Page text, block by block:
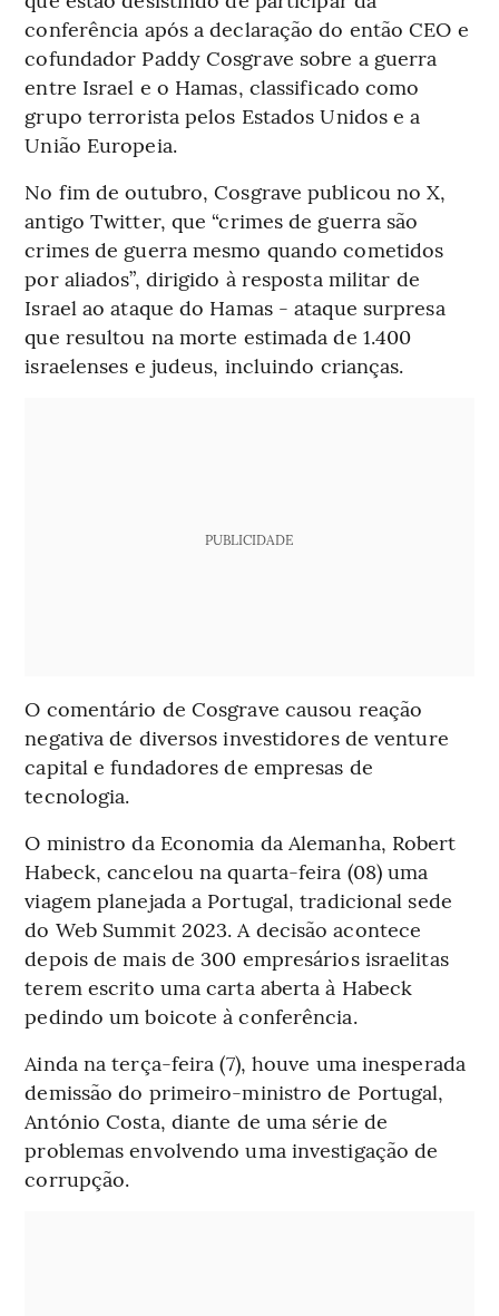
conferência após a declaração do então CEO e
cofundador Paddy Cosgrave sobre a guerra
entre Israel e o Hamas, classificado como
grupo terrorista pelos Estados Unidos e a
União Europeia.
No fim de outubro, Cosgrave publicou no X,
antigo Twitter, que “crimes de guerra são
crimes de guerra mesmo quando cometidos
por aliados”, dirigido à resposta militar de
Israel ao ataque do Hamas - ataque surpresa
que resultou na morte estimada de 1.400
israelenses e judeus, incluindo crianças.
PUBLICIDADE
O comentário de Cosgrave causou reação
negativa de diversos investidores de venture
capital e fundadores de empresas de
tecnologia.
O ministro da Economia da Alemanha, Robert
Habeck, cancelou na quarta-feira (08) uma
viagem planejada a Portugal, tradicional sede
do Web Summit 2023. A decisão acontece
depois de mais de 300 empresários israelitas
terem escrito uma carta aberta à Habeck
pedindo um boicote à conferência.
Ainda na terça-feira (7), houve uma inesperada
demissão do primeiro-ministro de Portugal,
António Costa, diante de uma série de
problemas envolvendo uma investigação de
corrupção.